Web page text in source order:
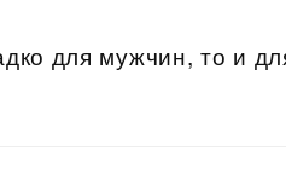
для мужчин, то и